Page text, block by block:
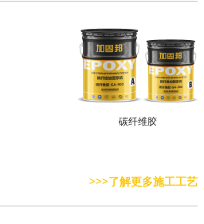
碳纤维胶
>>>了解更多施工工艺